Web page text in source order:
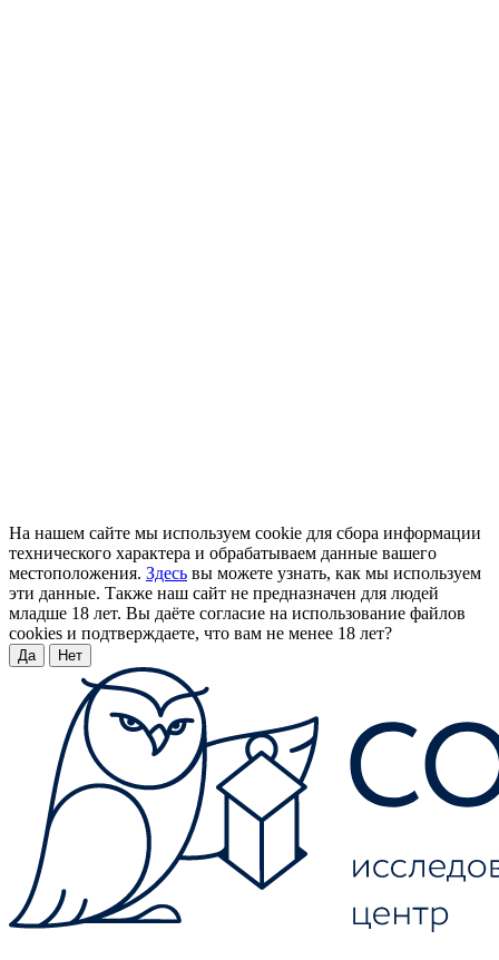
На нашем сайте мы используем cookie для сбора информации
технического характера и обрабатываем данные вашего
местоположения. Здесь вы можете узнать, как мы используем
эти данные. Также наш сайт не предназначен для людей
младше 18 лет. Вы даёте согласие на использование файлов
cookies и подтверждаете, что вам не менее 18 лет?
Да Нет